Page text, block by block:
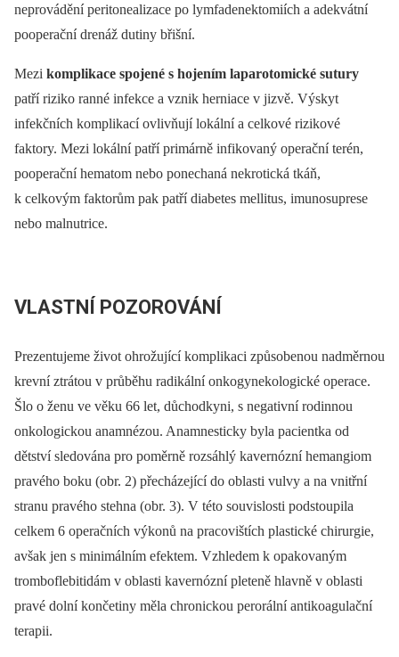
neprovádění peritonealizace po lymfadenektomiích a adekvátní
pooperační drenáž dutiny břišní.
Mezi komplikace spojené s hojením laparotomické sutury
patří riziko ranné infekce a vznik herniace v jizvě. Výskyt
infekčních komplikací ovlivňují lokální a celkové rizikové
faktory. Mezi lokální patří primárně infikovaný operační terén,
pooperační hematom nebo ponechaná nekrotická tkáň,
k celkovým faktorům pak patří diabetes mellitus, imunosuprese
nebo malnutrice.
VLASTNÍ POZOROVÁNÍ
Prezentujeme život ohrožující komplikaci způsobenou nadměrnou
krevní ztrátou v průběhu radikální onkogynekologické operace.
Šlo o ženu ve věku 66 let, důchodkyni, s negativní rodinnou
onkologickou anamnézou. Anamnesticky byla pacientka od
dětství sledována pro poměrně rozsáhlý kavernózní hemangiom
pravého boku (obr. 2) přecházející do oblasti vulvy a na vnitřní
stranu pravého stehna (obr. 3). V této souvislosti podstoupila
celkem 6 operačních výkonů na pracovištích plastické chirurgie,
avšak jen s minimálním efektem. Vzhledem k opakovaným
tromboflebitidám v oblasti kavernózní pleteně hlavně v oblasti
pravé dolní končetiny měla chronickou perorální antikoagulační
terapii.